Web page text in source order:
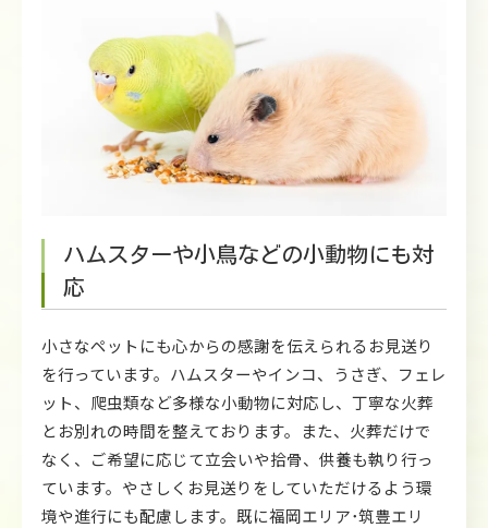
ハムスターや小鳥などの小動物にも対
応
小さなペットにも心からの感謝を伝えられるお見送り
を行っています。ハムスターやインコ、うさぎ、フェレ
ット、爬虫類など多様な小動物に対応し、丁寧な火葬
とお別れの時間を整えております。また、火葬だけで
なく、ご希望に応じて立会いや拾骨、供養も執り行っ
ています。やさしくお見送りをしていただけるよう環
境や進行にも配慮します。既に福岡エリア･筑豊エリ